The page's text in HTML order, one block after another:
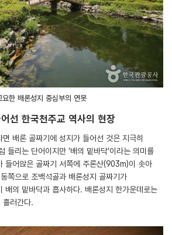
요한 배론성지 중심부의 연못
선 한국천주교 역사의 현장
배론 골짜기에 성지가 들어선 것은 지극히
들리는 단어이지만 ‘배의 밑바닥’이라는 의미를
들어앉은 골짜기 서쪽에 주론산(903m)이 솟아
쪽으로 조백석골과 배론성지 골짜기가
배의 밑바닥과 흡사하다. 배론성지 한가운데로는
흘러간다.